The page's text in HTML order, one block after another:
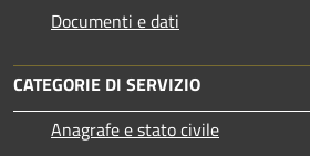
Documenti e dati
CATEGORIE DI SERVIZIO
Anagrafe e stato civile